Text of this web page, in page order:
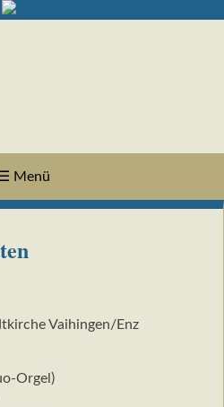
Menü
Vaihingen/Enz
Orgel)